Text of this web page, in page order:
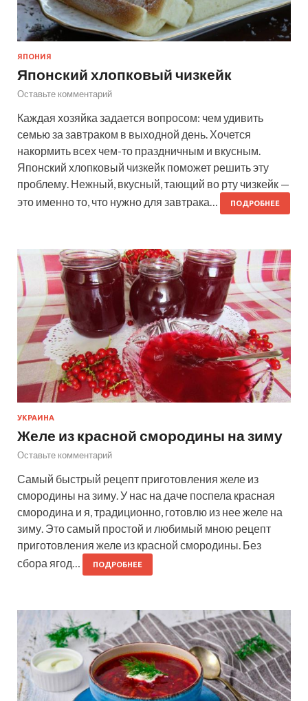
ЯПОНИЯ
Японский хлопковый чизкейк
Оставьте комментарий
Каждая хозяйка задается вопросом: чем удивить
семью за завтраком в выходной день. Хочется
накормить всех чем-то праздничным и вкусным.
Японский хлопковый чизкейк поможет решить эту
проблему. Нежный, вкусный, тающий во рту чизкейк —
это именно то, что нужно для завтрака…
ПОДРОБНЕЕ
УКРАИНА
Желе из красной смородины на зиму
Оставьте комментарий
Самый быстрый рецепт приготовления желе из
смородины на зиму. У нас на даче поспела красная
смородина и я, традиционно, готовлю из нее желе на
зиму. Это самый простой и любимый мною рецепт
приготовления желе из красной смородины. Без
сбора ягод…
ПОДРОБНЕЕ